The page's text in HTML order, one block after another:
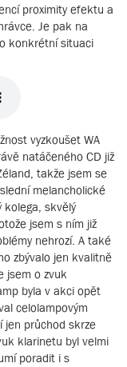
proximity efektu a
Je pak na
konkrétní situaci
vyzkoušet WA
natáčeného CD již
takže jsem se
melancholické
kolega, skvělý
jsem s ním již
nehrozí. A také
zbývalo jen kvalitně
jsem o zvuk
byla v akci opět
celolampovým
jen průchod skrze
klarinetu byl velmi
poradit i s